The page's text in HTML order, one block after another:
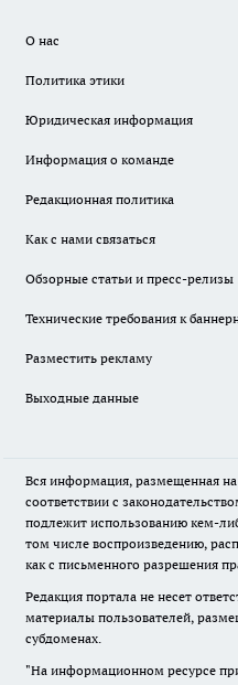
О нас
Политика этики
Юридическая информация
Информация о команде
Редакционная политика
Как с нами связаться
Обзорные статьи и пресс-релизы
Технические требования к
Разместить рекламу
Выходные данные
Вся информация, размещенная на
соответствии с
подлежит использованию кем-
том числе воспроизведению,
как с письменного разрешения
Редакция портала не несет
материалы пользователей,
субдоменах.
"На информационном ресурсе